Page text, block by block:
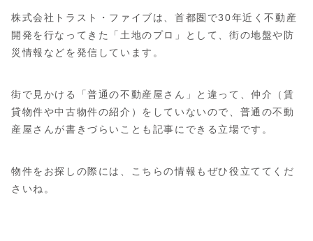
株式会社トラスト・ファイブは、首都圏で30年近く不動産
開発を行なってきた「土地のプロ」として、街の地盤や防
災情報などを発信しています。
街で見かける「普通の不動産屋さん」と違って、仲介（賃
貸物件や中古物件の紹介）をしていないので、普通の不動
産屋さんが書きづらいことも記事にできる立場です。
物件をお探しの際には、こちらの情報もぜひ役立ててくだ
さいね。